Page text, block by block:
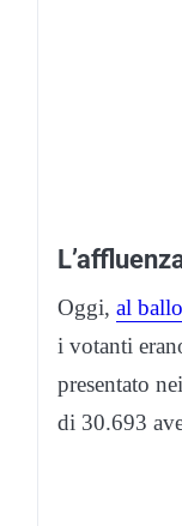
Oggi, al
i votanti
presentato
di 30.693